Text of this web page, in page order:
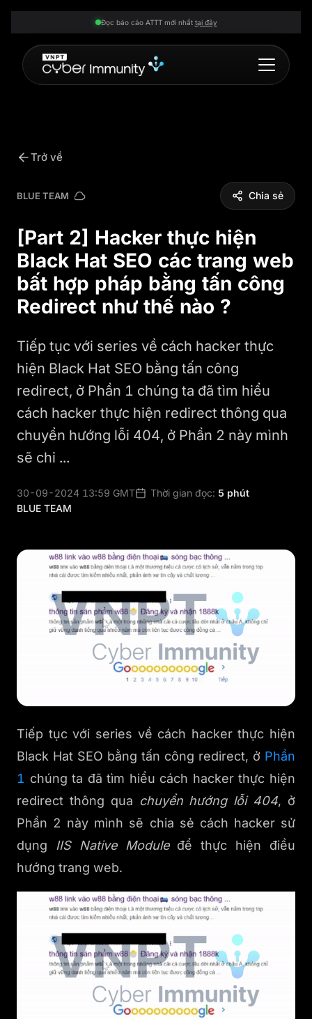
Đọc báo cáo ATTT mới nhất tại đây
Trở về
BLUE TEAM Chia sẻ
[Part 2] Hacker thực hiện
Black Hat SEO các trang web
bất hợp pháp bằng tấn công
Redirect như thế nào ?
Tiếp tục với series về cách hacker thực
hiện Black Hat SEO bằng tấn công
redirect, ở Phần 1 chúng ta đã tìm hiểu
cách hacker thực hiện redirect thông qua
chuyển hướng lỗi 404, ở Phần 2 này mình
sẽ chi ...
30-09-2024 13:59 GMT Thời gian đọc: 5 phút
BLUE TEAM
Tiếp tục với series về cách hacker thực hiện
Black Hat SEO bằng tấn công redirect, ở Phần
1 chúng ta đã tìm hiểu cách hacker thực hiện
redirect thông qua chuyển hướng lỗi 404, ở
Phần 2 này mình sẽ chia sẻ cách hacker sử
dụng IIS Native Moduleđể thực hiện điều
hướng trang web.